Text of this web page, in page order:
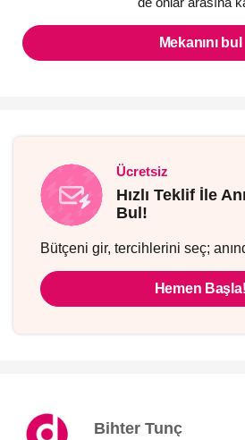
Mekanını bul
Ücretsiz
Hızlı Teklif İle
Bul!
Bütçeni gir, tercihlerini seç;
Hemen Başla!
Bihter Tunç